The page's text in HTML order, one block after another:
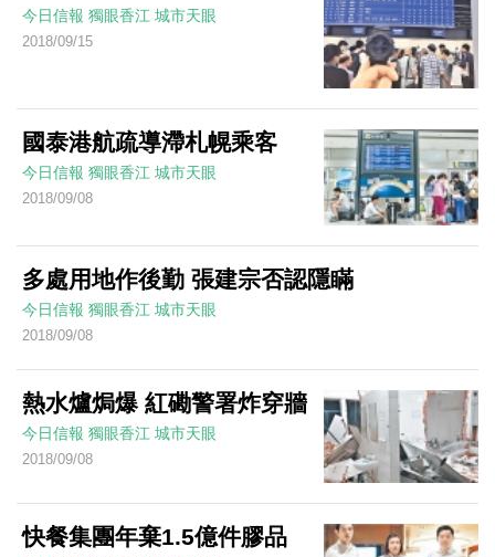
今日信報 獨眼香江 城市天眼
2018/09/15
國泰港航疏導滯札幌乘客
今日信報 獨眼香江 城市天眼
2018/09/08
多處用地作後勤 張建宗否認隱瞞
今日信報 獨眼香江 城市天眼
2018/09/08
熱水爐焗爆 紅磡警署炸穿牆
今日信報 獨眼香江 城市天眼
2018/09/08
快餐集團年棄1.5億件膠品